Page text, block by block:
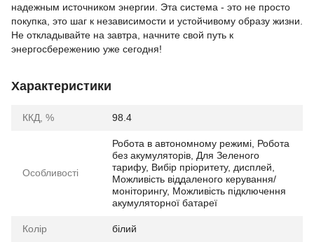
надежным источником энергии. Эта система - это не просто
покупка, это шаг к независимости и устойчивому образу жизни.
Не откладывайте на завтра, начните свой путь к
энергосбережению уже сегодня!
Характеристики
ККД, % 98.4
Особливості
Робота в автономному режимі, Робота
без акумуляторів, Для Зеленого
тарифу, Вибір пріоритету, дисплей,
Можливість віддаленого керування/
моніторингу, Можливість підключення
акумуляторної батареї
Колір білий